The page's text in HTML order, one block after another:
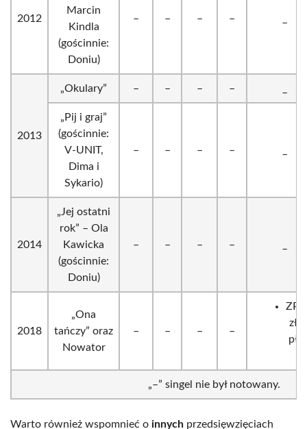
2012
Marcin
Kindla
(gościnnie:
Doniu)
– – – –
2013
„Okulary” – – – –
„Pij i graj”
(gościnnie:
V-UNIT,
Dima i
Sykario)
– – – –
2014
„Jej ostatni
rok” – Ola
Kawicka
(gościnnie:
Doniu)
– – – –
2018
„Ona
tańczy” oraz
Nowator
– – – –
„–” singel nie był notowany.
Warto również wspomnieć o innych przedsięwzięciach